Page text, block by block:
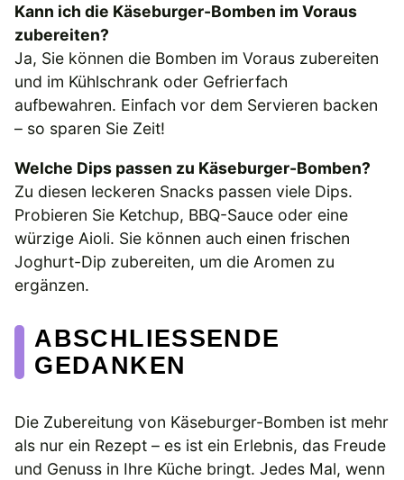
Kann ich die Käseburger-Bomben im Voraus
zubereiten?
Ja, Sie können die Bomben im Voraus zubereiten
und im Kühlschrank oder Gefrierfach
aufbewahren. Einfach vor dem Servieren backen
– so sparen Sie Zeit!
Welche Dips passen zu Käseburger-Bomben?
Zu diesen leckeren Snacks passen viele Dips.
Probieren Sie Ketchup, BBQ-Sauce oder eine
würzige Aioli. Sie können auch einen frischen
Joghurt-Dip zubereiten, um die Aromen zu
ergänzen.
ABSCHLIESSENDE G
EDANKEN
Die Zubereitung von Käseburger-Bomben ist mehr
als nur ein Rezept – es ist ein Erlebnis, das Freude
und Genuss in Ihre Küche bringt. Jedes Mal, wenn